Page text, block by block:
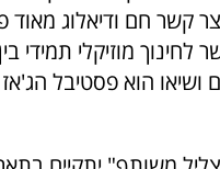
קשר חם ודיאלוג מאוד
לחינוך מוזיקלי תמידי
ושיאו הוא פסטיבל